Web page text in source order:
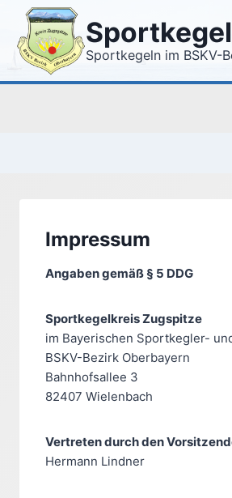
Inhalt
springen
Sportkegeln im BSKV-
Impressum
Angaben gemäß § 5 DDG
Sportkegelkreis Zugspitze
im Bayerischen Sportkegler-
BSKV-Bezirk Oberbayern
Bahnhofsallee 3
82407 Wielenbach
Vertreten durch den
Hermann Lindner